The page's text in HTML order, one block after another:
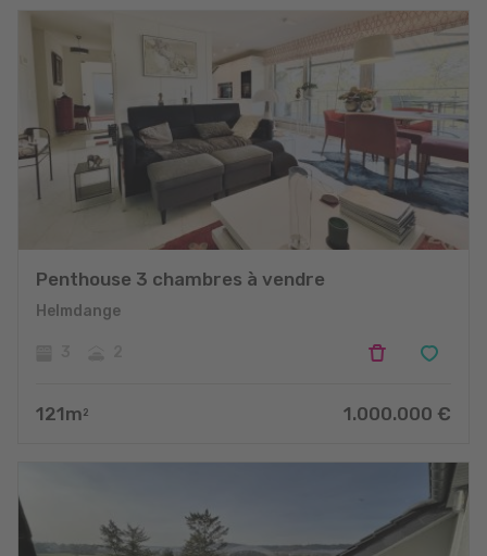
Penthouse 3 chambres à vendre
Helmdange
121m 2 1.000.000 €